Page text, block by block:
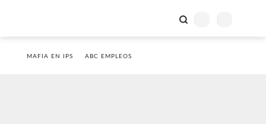
MAFIA EN IPS ABC EMPLEOS